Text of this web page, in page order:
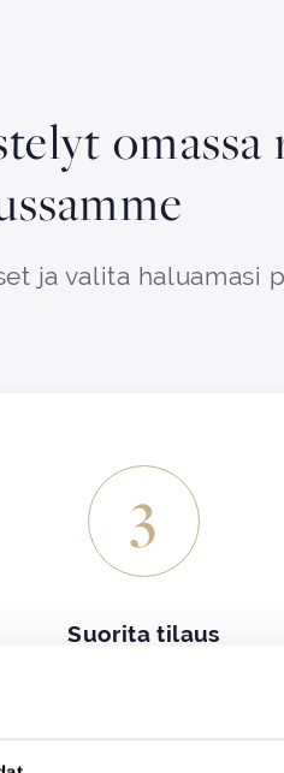
omassa
ja valita haluamasi
3
Suorita tilaus